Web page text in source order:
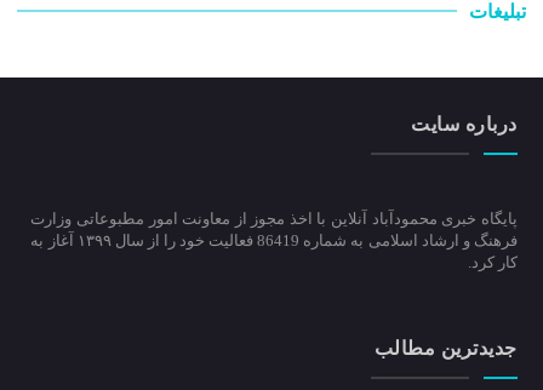
تبلیغات
درباره سایت
پایگاه خبری محمودآباد آنلاین با اخذ مجوز از معاونت امور مطبوعاتی وزارت
فرهنگ و ارشاد اسلامی به شماره 86419 فعالیت خود را از سال ۱۳۹۹ آغاز به
کار کرد.
جدیدترین مطالب